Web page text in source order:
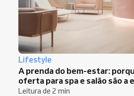
Lifestyle
A prenda do bem-estar:
oferta para spa e salão são a
Leitura de 2 min